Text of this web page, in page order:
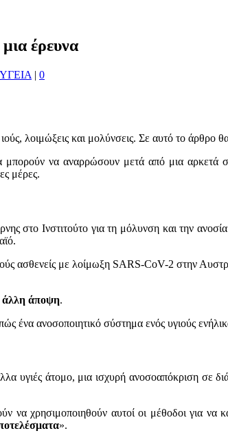
έρευνα
ΥΓΕΙΑ | 0
λοιμώξεις και μολύνσεις. Σε αυτό το άρθρο
να αναρρώσουν μετά από μια αρκετά
μέρες.
στο Ινστιτούτο για τη μόλυνση και την
ασθενείς με λοίμωξη SARS-CoV-2 στην
άλλη άποψη.
ένα ανοσοποιητικό σύστημα ενός υγιούς
υγιές άτομο, μια ισχυρή ανοσοαπόκριση σε
χρησιμοποιηθούν αυτοί οι μέθοδοι για να
».